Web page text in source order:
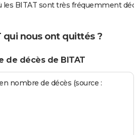
les BITAT sont très fréquemment
qui nous ont quittés ?
de décès de BITAT
nombre de décès (source :